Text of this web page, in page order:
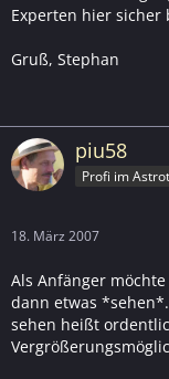
Experten hier sicher
Gruß, Stephan
piu58
Profi im
18. März 2007
Als Anfänger
dann etwas
sehen heißt